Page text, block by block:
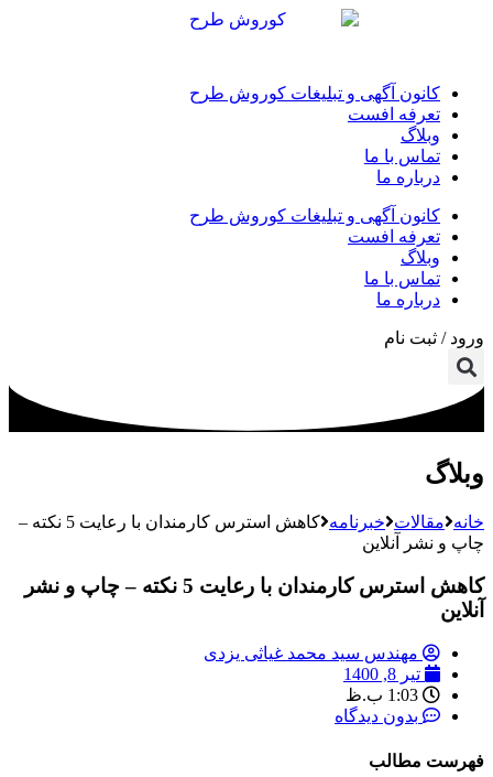
کانون آگهی و تبلیغات کوروش طرح
تعرفه افست
وبلاگ
تماس با ما
درباره ما
کانون آگهی و تبلیغات کوروش طرح
تعرفه افست
وبلاگ
تماس با ما
درباره ما
ورود / ثبت نام
وبلاگ
خانه مقالات خبرنامه
کاهش استرس کارمندان با رعایت 5 نکته –
چاپ و نشر آنلاین
کاهش استرس کارمندان با رعایت 5 نکته – چاپ و نشر
آنلاین
مهندس سید محمد غیاثی یزدی
تیر 8, 1400
1:03 ب.ظ
بدون دیدگاه
فهرست مطالب